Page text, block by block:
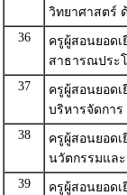
วิทยาศาสตร์
36
ครูผู้สอนยอด
สาธารณประ
37
ครูผู้สอนยอด
บริหารจัดการ
38
ครูผู้สอนยอด
นวัตกรรมและ
39
ครูผู้สอนยอด